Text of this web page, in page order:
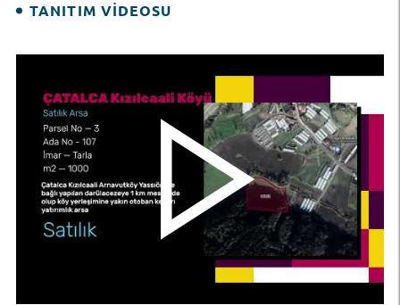
TANITIM VIDEOSU